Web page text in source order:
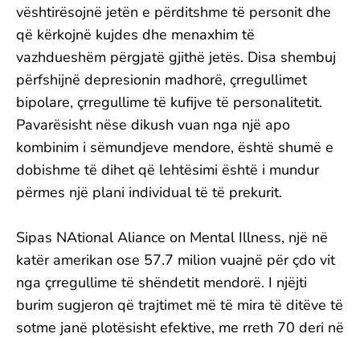
vështirësojnë jetën e përditshme të personit dhe
që kërkojnë kujdes dhe menaxhim të
vazhdueshëm përgjatë gjithë jetës. Disa shembuj
përfshijnë depresionin madhorë, çrregullimet
bipolare, çrregullime të kufijve të personalitetit.
Pavarësisht nëse dikush vuan nga një apo
kombinim i sëmundjeve mendore, është shumë e
dobishme të dihet që lehtësimi është i mundur
përmes një plani individual të të prekurit.
Sipas NAtional Aliance on Mental Illness, një në
katër amerikan ose 57.7 milion vuajnë për çdo vit
nga çrregullime të shëndetit mendorë. I njëjti
burim sugjeron që trajtimet më të mira të ditëve të
sotme janë plotësisht efektive, me rreth 70 deri në